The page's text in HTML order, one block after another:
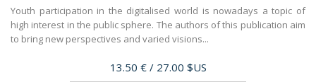
Youth participation in the digitalised world is nowadays a topic of
high interest in the public sphere. The authors of this publication aim
to bring new perspectives and varied visions...
Price
13.50 € / 27.00 $US